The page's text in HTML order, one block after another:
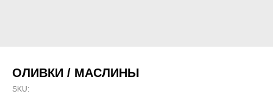
ОЛИВКИ / МАСЛИНЫ
SKU: